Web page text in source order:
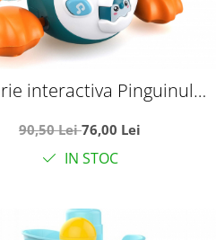
interactiva Pinguinul
90,50 Lei76,00 Lei
IN STOC